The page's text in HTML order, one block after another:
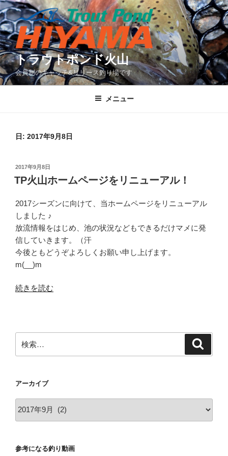
コ
ン
テ
ン
ツ
へ
ス
トラウトポンド火山
会員制のキャッチ&リリース釣り場です
メニュー
日: 2017年9月8日
投
稿
日:
2017年9月8日
TP火山ホームページをリニューアル！
2017シーズンに向けて、当ホームページをリニューアル
しました ♪
放流情報をはじめ、池の状況などもできるだけマメに発
信していきます。（汗
今後ともどうぞよろしくお願い申し上げます。
m(__)m
“TP
ー
ム
ジ
を
リ
ニ
ー
続きを読む
索:
アーカイブ
ブ
参考になる釣り動画